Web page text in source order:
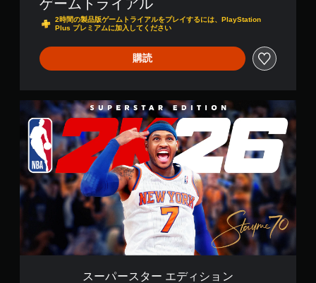
ゲームトライアル
2時間の製品版ゲームトライアルをプレイするには、PlayStation
Plus プレミアムに加入してください
購読
ー
タ
ー
エ
デ
ン
スーパースター エディション